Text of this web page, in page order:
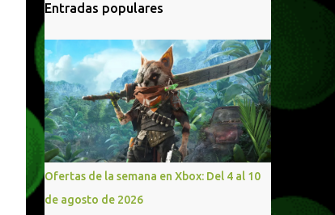
Entradas populares
Ofertas de la semana en Xbox: Del 4 al 10
de agosto de 2026